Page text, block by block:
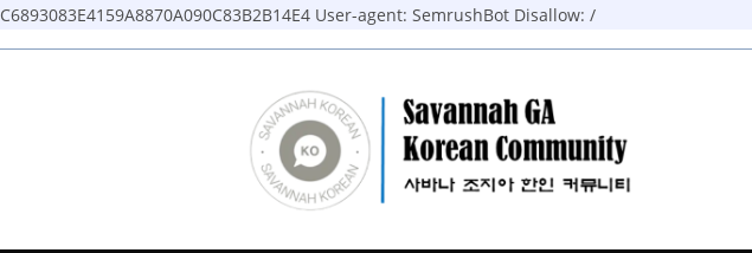
C6893083E4159A8870A090C83B2B14E4 User-agent: SemrushBot Disallow: /
Skip